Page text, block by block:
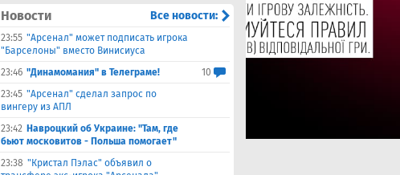
Новости Все новости:
23:55 "Арсенал" может подписать игрока
"Барселоны" вместо Винисиуса
23:46 "Динамомания" в Телеграме!
10
23:45 "Арсенал" сделал запрос по
вингеру из АПЛ
23:42 Навроцкий об Украине: "Там, где
бьют московитов - Польша помогает"
23:38 "Кристал Пэлас" объявил о